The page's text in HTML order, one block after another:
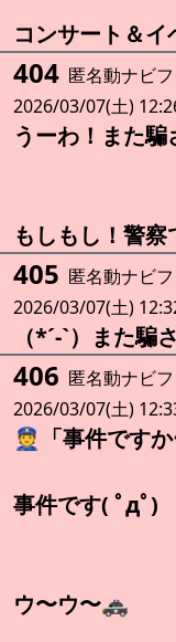
コンサート＆
404 匿名動ナビ
2026/03/07(土)
うーわ！また
もしもし！警
405 匿名動ナビ
2026/03/07(土)
（*´-`）また
406 匿名動ナビ
2026/03/07(土)
👮「事件ですか
事件です( ﾟдﾟ)
ウ〜ウ〜🚓